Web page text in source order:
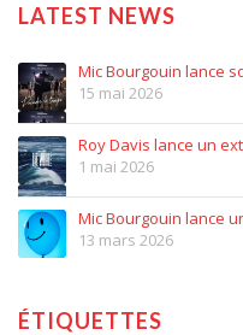
LATEST NEWS
Mic Bourgouin lance
15 mai 2026
Roy Davis lance un
1 mai 2026
Mic Bourgouin lance
13 mars 2026
ÉTIQUETTES